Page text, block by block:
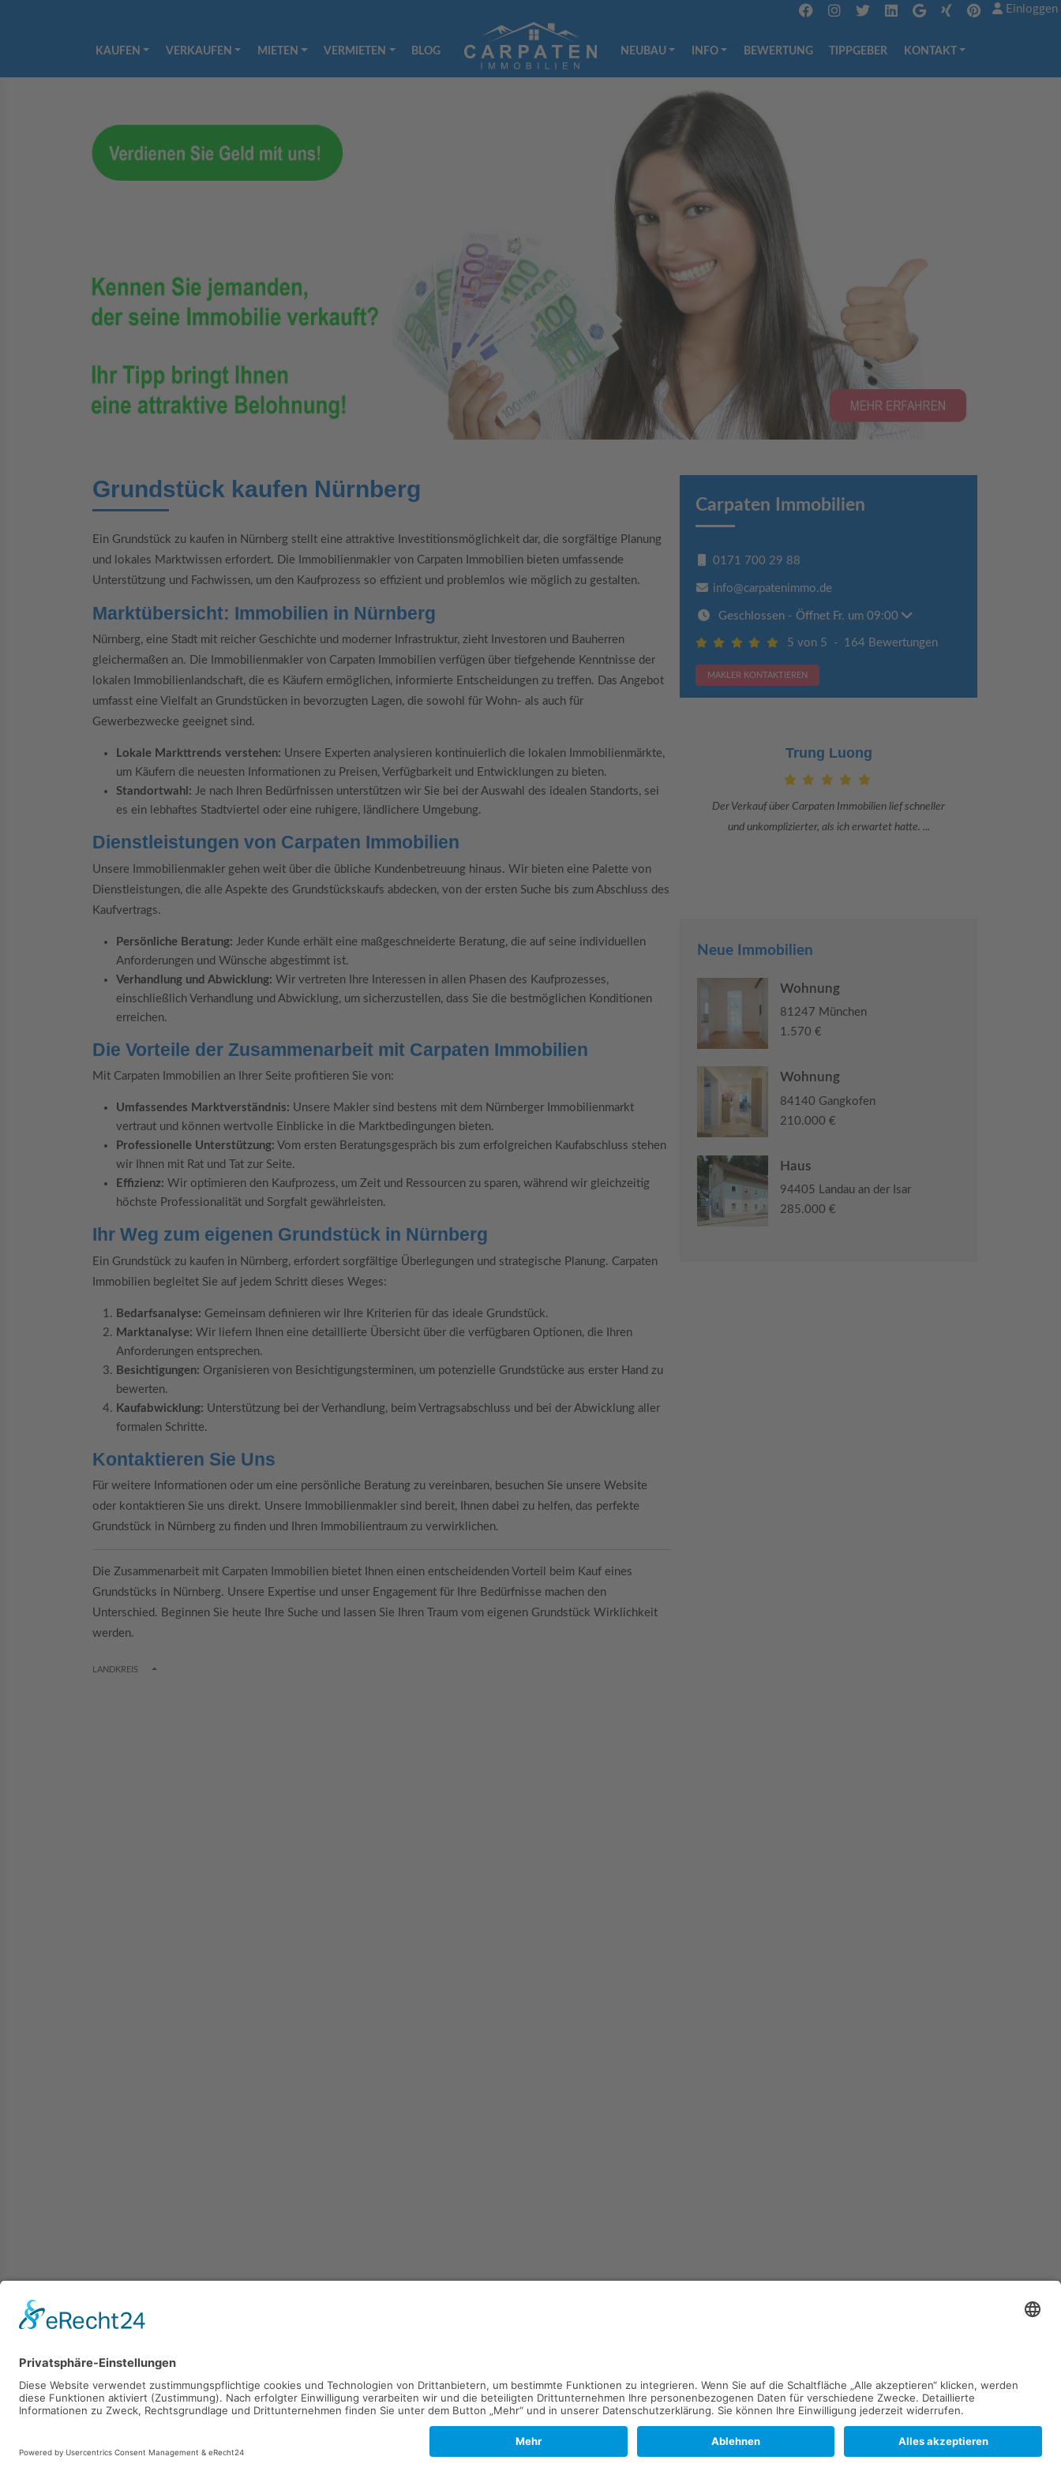
Einloggen
KAUFEN VERKAUFEN MIETEN VERMIETEN BLOG NEUBAU INFO BEWERTUNG TIPPGEBER KONTAKT
Grundstück kaufen Nürnberg
Ein Grundstück zu kaufen in Nürnberg stellt eine attraktive Investitionsmöglichkeit dar, die sorgfältige Planung
und lokales Marktwissen erfordert. Die Immobilienmakler von Carpaten Immobilien bieten umfassende
Unterstützung und Fachwissen, um den Kaufprozess so effizient und problemlos wie möglich zu gestalten.
Marktübersicht: Immobilien in Nürnberg
Nürnberg, eine Stadt mit reicher Geschichte und moderner Infrastruktur, zieht Investoren und Bauherren
gleichermaßen an. Die Immobilienmakler von Carpaten Immobilien verfügen über tiefgehende Kenntnisse der
lokalen Immobilienlandschaft, die es Käufern ermöglichen, informierte Entscheidungen zu treffen. Das Angebot
umfasst eine Vielfalt an Grundstücken in bevorzugten Lagen, die sowohl für Wohn- als auch für
Gewerbezwecke geeignet sind.
Lokale Markttrends verstehen: Unsere Experten analysieren kontinuierlich die lokalen Immobilienmärkte,
um Käufern die neuesten Informationen zu Preisen, Verfügbarkeit und Entwicklungen zu bieten.
Standortwahl: Je nach Ihren Bedürfnissen unterstützen wir Sie bei der Auswahl des idealen Standorts, sei
es ein lebhaftes Stadtviertel oder eine ruhigere, ländlichere Umgebung.
Dienstleistungen von Carpaten Immobilien
Unsere Immobilienmakler gehen weit über die übliche Kundenbetreuung hinaus. Wir bieten eine Palette von
Dienstleistungen, die alle Aspekte des Grundstückskaufs abdecken, von der ersten Suche bis zum Abschluss des
Kaufvertrags.
Persönliche Beratung: Jeder Kunde erhält eine maßgeschneiderte Beratung, die auf seine individuellen
Anforderungen und Wünsche abgestimmt ist.
Verhandlung und Abwicklung: Wir vertreten Ihre Interessen in allen Phasen des Kaufprozesses,
einschließlich Verhandlung und Abwicklung, um sicherzustellen, dass Sie die bestmöglichen Konditionen
erreichen.
Die Vorteile der Zusammenarbeit mit Carpaten Immobilien
Mit Carpaten Immobilien an Ihrer Seite profitieren Sie von:
Umfassendes Marktverständnis: Unsere Makler sind bestens mit dem Nürnberger Immobilienmarkt
vertraut und können wertvolle Einblicke in die Marktbedingungen bieten.
Professionelle Unterstützung: Vom ersten Beratungsgespräch bis zum erfolgreichen Kaufabschluss stehen
wir Ihnen mit Rat und Tat zur Seite.
Effizienz: Wir optimieren den Kaufprozess, um Zeit und Ressourcen zu sparen, während wir gleichzeitig
höchste Professionalität und Sorgfalt gewährleisten.
Ihr Weg zum eigenen Grundstück in Nürnberg
Ein Grundstück zu kaufen in Nürnberg, erfordert sorgfältige Überlegungen und strategische Planung. Carpaten
Immobilien begleitet Sie auf jedem Schritt dieses Weges:
Bedarfsanalyse: Gemeinsam definieren wir Ihre Kriterien für das ideale Grundstück.
Marktanalyse: Wir liefern Ihnen eine detaillierte Übersicht über die verfügbaren Optionen, die Ihren
Anforderungen entsprechen.
Besichtigungen: Organisieren von Besichtigungsterminen, um potenzielle Grundstücke aus erster Hand zu
bewerten.
Kaufabwicklung: Unterstützung bei der Verhandlung, beim Vertragsabschluss und bei der Abwicklung aller
formalen Schritte.
Kontaktieren Sie Uns
Für weitere Informationen oder um eine persönliche Beratung zu vereinbaren, besuchen Sie unsere Website
oder kontaktieren Sie uns direkt. Unsere Immobilienmakler sind bereit, Ihnen dabei zu helfen, das perfekte
Grundstück in Nürnberg zu finden und Ihren Immobilientraum zu verwirklichen.
Die Zusammenarbeit mit Carpaten Immobilien bietet Ihnen einen entscheidenden Vorteil beim Kauf eines
Grundstücks in Nürnberg. Unsere Expertise und unser Engagement für Ihre Bedürfnisse machen den
Unterschied. Beginnen Sie heute Ihre Suche und lassen Sie Ihren Traum vom eigenen Grundstück Wirklichkeit
werden.
LANDKREIS TOGGLE DROPDOWN
Carpaten Immobilien
0171 700 29 88
info@carpatenimmo.de
Geschlossen - Öffnet Fr. um 09:00
5 von 5 - 164 Bewertungen
MAKLER KONTAKTIEREN
Claudia Bergrath
Danke an Carpaten Immobilien und besonders an Frau
Adriana Sarca. Sie war viele Monate mehr als ...
Neue Immobilien
Wohnung
81247 München
1.570 €
Wohnung
84140 Gangkofen
210.000 €
Haus
94405 Landau an der Isar
285.000 €
Kaufen Verkaufen
2026 © Carpaten Immobilien.